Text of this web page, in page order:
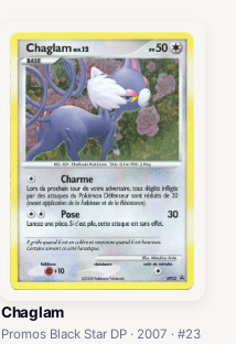
Chaglam
Promos Black Star DP · 2007 · #23